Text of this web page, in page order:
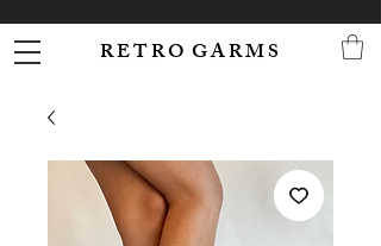
R E T R O G A R M S